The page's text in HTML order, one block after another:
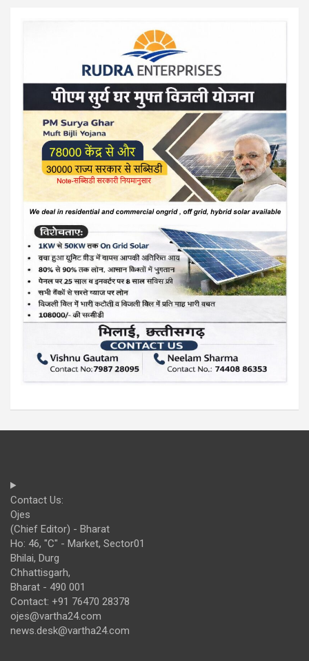
Contact Us:
Ojes
(Chief Editor) - Bharat
Ho: 46, "C" - Market, Sector01
Bhilai, Durg
Chhattisgarh,
Bharat - 490 001
Contact: +91 76470 28378
ojes@vartha24.com
news.desk@vartha24.com